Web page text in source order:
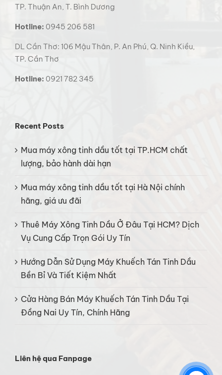
TP. Thuận An, T. Bình Dương
Hotline: 0945 206 581
DL Cần Thơ: 106 Mậu Thân, P. An Phú, Q. Ninh Kiều,
TP. Cần Thơ
Hotline: 0921 782 345
Recent Posts
Mua máy xông tinh dầu tốt tại TP.HCM chất
lượng, bảo hành dài hạn
Mua máy xông tinh dầu tốt tại Hà Nội chính
hãng, giá ưu đãi
Thuê Máy Xông Tinh Dầu Ở Đâu Tại HCM? Dịch
Vụ Cung Cấp Trọn Gói Uy Tín
Hướng Dẫn Sử Dụng Máy Khuếch Tán Tinh Dầu
Bền Bỉ Và Tiết Kiệm Nhất
Cửa Hàng Bán Máy Khuếch Tán Tinh Dầu Tại
Đồng Nai Uy Tín, Chính Hãng
Liên hệ qua Fanpage